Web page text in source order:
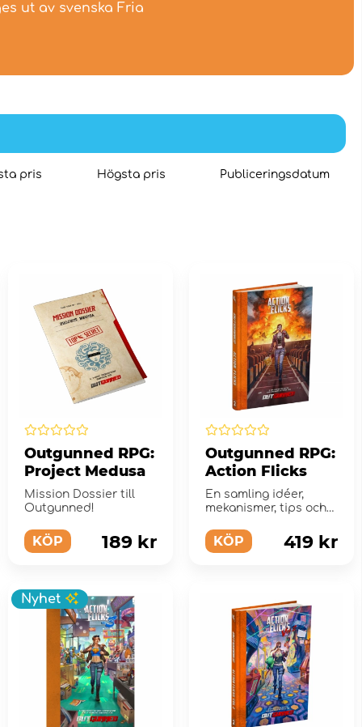
ut av svenska Fria
pris Högsta pris Publiceringsdatum
Outgunned RPG:
Project Medusa
Mission Dossier till
Outgunned!
KÖP 189 kr
Outgunned RPG:
Action Flicks
En samling idéer,
mekanismer, tips och
direkt in i handl...
KÖP 419 kr
Nyhet